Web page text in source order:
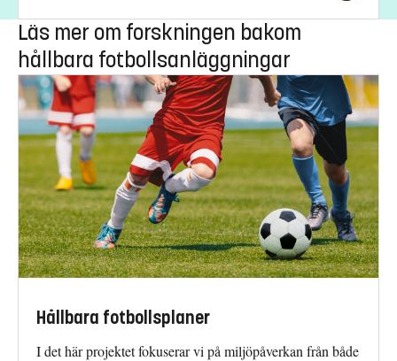
Läs mer om forskningen bakom
hållbara fotbollsanläggningar
Hållbara fotbollsplaner
I det här projektet fokuserar vi på miljöpåverkan från både